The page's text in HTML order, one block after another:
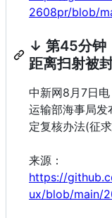
2608pr/blob/
↓ 第45分钟
距离扫射被
中新网8月7日
运输部海事局发
定复核办法(征
来源：
https://
ux/blob/main/